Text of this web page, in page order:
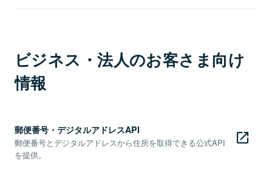
ビジネス・法人のお客さま向け
情報
郵便番号・デジタルアドレスAPI
郵便番号とデジタルアドレスから住所を取得できる公式API
を提供。